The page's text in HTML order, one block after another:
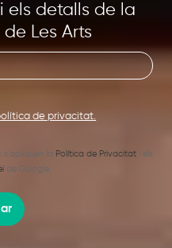
els detalls de la
Les Arts
de privacitat.
la Política de Privacitati els
de Google.